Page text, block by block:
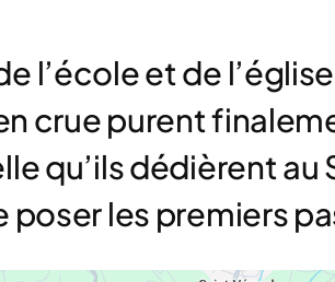
l’école et de
crue purent
qu’ils dédièrent
les premiers